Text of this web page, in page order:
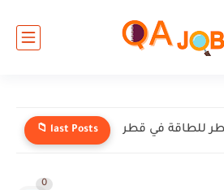
📁 last Posts
0